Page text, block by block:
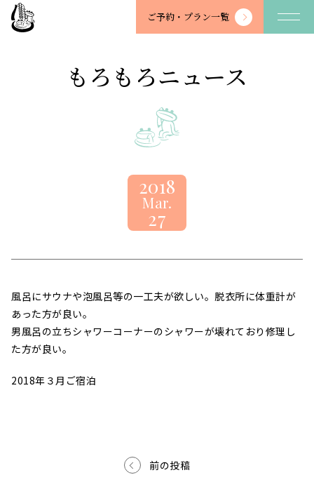
望
川
ご予約・ プラン一覧
もろもろニュース
2018
Mar.
27
風呂にサウナや泡風呂等の一工夫が欲しい。脱衣所に体重計が
あった方が良い。
男風呂の立ちシャワーコーナーのシャワーが壊れており修理し
た方が良い。
2018年３月ご宿泊
前の投稿